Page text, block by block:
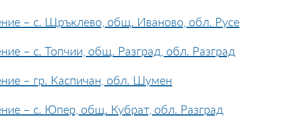
– с. Щръклево, общ. Иваново, обл. Русе
– с. Топчии, общ. Разград, обл. Разград
– гр. Каспичан, обл. Шумен
– с. Юпер, общ. Кубрат, обл. Разград